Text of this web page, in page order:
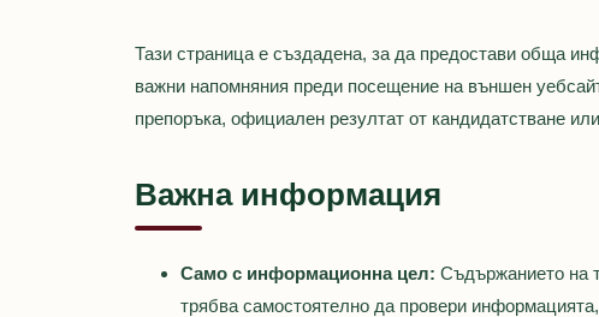
Тази страница е създадена, за да предостави обща
важни напомняния преди посещение на външен
препоръка, официален резултат от кандидатстване
Важна информация
Само с информационна цел: Съдържанието на
трябва самостоятелно да провери